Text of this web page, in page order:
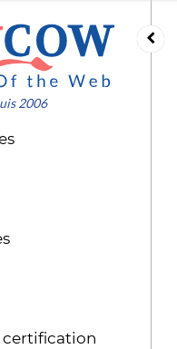
certification